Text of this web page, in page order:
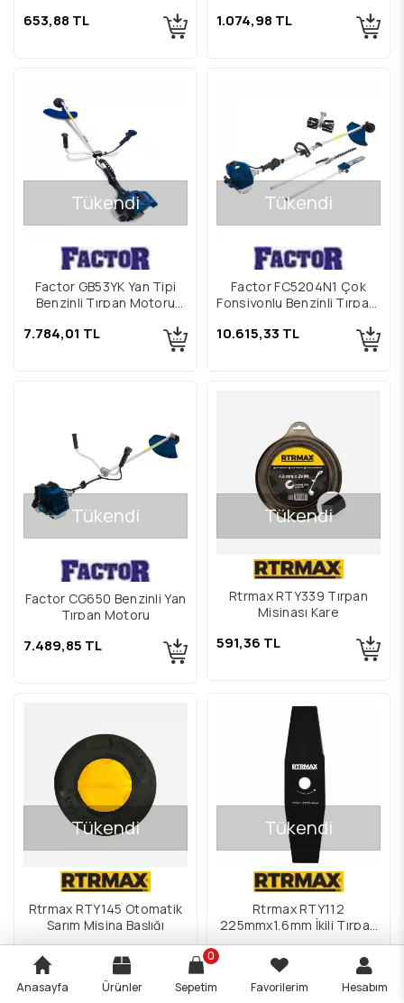
653,88 TL 1.074,98 TL
Tükendi
Factor GB53YK Yan Tipi
Benzinli Tırpan Motoru
7.784,01 TL
Tükendi
Factor FC5204N1 Çok
Fonsiyonlu Benzinli Tırpan,
Budama Makinesi
10.615,33 TL
Tükendi
Factor CG650 Benzinli Yan
Tırpan Motoru
7.489,85 TL
Tükendi
Rtrmax RTY339 Tırpan
Misinası Kare
591,36 TL
Tükendi
Rtrmax RTY145 Otomatik
Sarım Misina Başlığı
622,65 TL
Tükendi
Rtrmax RTY112
225mmx1,6mm İkili Tırpan
Bıçağı
436,54 TL
Anasayfa Ürünler Sepetim
0
Favorilerim Hesabım